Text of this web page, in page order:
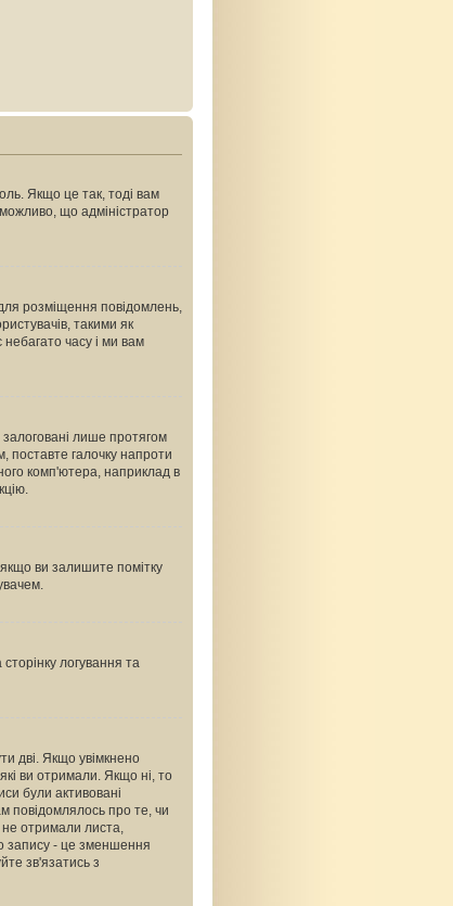
Якщо це так, тоді вам
що адміністратор
розміщення повідомлень,
такими як
часу і ми вам
лише протягом
поставте галочку напроти
комп'ютера, наприклад в
ви залишите помітку
логування та
дві. Якщо увімкнено
ви отримали. Якщо ні, то
були активовані
повідомлялось про те, чи
не отримали листа,
запису - це зменшення
зв'язатись з